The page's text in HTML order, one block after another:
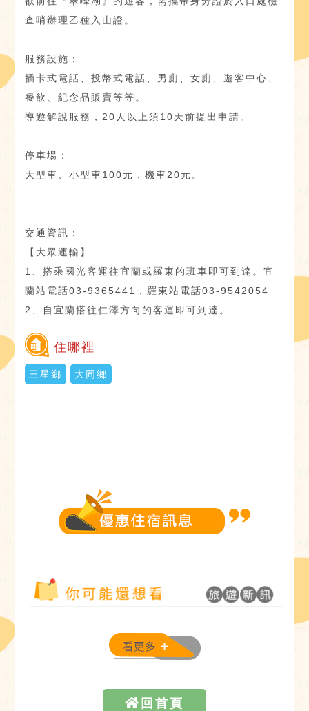
查哨辦理乙種入山證。
服務設施：
插卡式電話、投幣式電話、男廁、女廁、遊客中心、
餐飲、紀念品販賣等等。
導遊解說服務，20人以上須10天前提出申請。
停車場：
大型車、小型車100元，機車20元。
交通資訊：
【大眾運輸】
1、搭乘國光客運往宜蘭或羅東的班車即可到達。宜
蘭站電話03-9365441，羅東站電話03-9542054
2、自宜蘭搭往仁澤方向的客運即可到達。
住哪裡
三星鄉 大同鄉
回首頁